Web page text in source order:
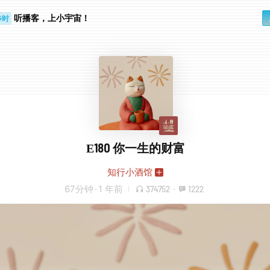
上 听播客，上小宇宙！
E180 你一生的财富
知行小酒馆
67分钟 · 1 年前 374752 · 1222